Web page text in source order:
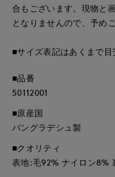
合もございます。現物と
となりませんので、予め
■サイズ表記はあくまで目
■品番
50112001
■原産国
バングラデシュ製
■クオリティ
表地:毛92% ナイロン8%